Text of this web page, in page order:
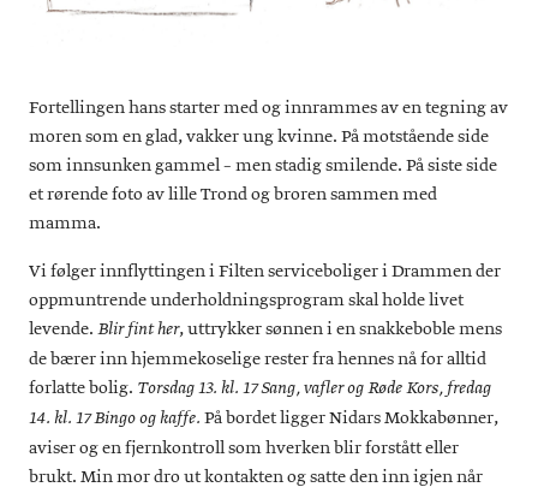
Fortellingen hans starter med og innrammes av en tegning av
moren som en glad, vakker ung kvinne. På motstående side
som innsunken gammel – men stadig smilende. På siste side
et rørende foto av lille Trond og broren sammen med
mamma.
Vi følger innflyttingen i Filten serviceboliger i Drammen der
oppmuntrende underholdningsprogram skal holde livet
levende. Blir fint her, uttrykker sønnen i en snakkeboble mens
de bærer inn hjemmekoselige rester fra hennes nå for alltid
forlatte bolig. Torsdag 13. kl. 17 Sang, vafler og Røde Kors, fredag
14. kl. 17 Bingo og kaffe. På bordet ligger Nidars Mokkabønner,
aviser og en fjernkontroll som hverken blir forstått eller
brukt. Min mor dro ut kontakten og satte den inn igjen når